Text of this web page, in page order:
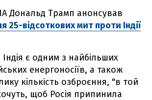
Дональд Трамп анонсував
25-відсоткових мит проти Індії
є одним з найбільших
енергоносіїв, а також
кількість озброєння, "в той
щоб Росія припинила